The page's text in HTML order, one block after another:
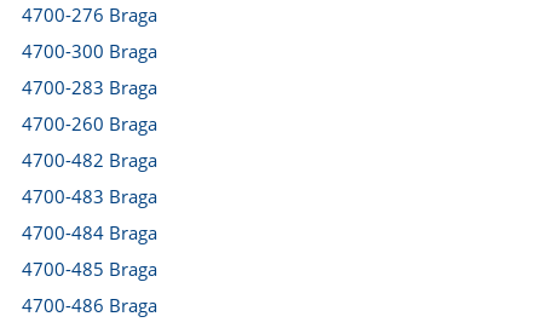
4700-276 Braga
4700-300 Braga
4700-283 Braga
4700-260 Braga
4700-482 Braga
4700-483 Braga
4700-484 Braga
4700-485 Braga
4700-486 Braga